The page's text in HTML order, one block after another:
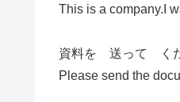
This is a company.I
資料を 送って くだ
Please send the